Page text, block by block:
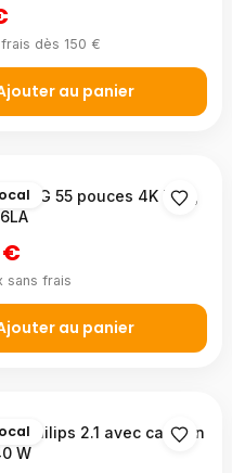
dès 150 €
au panier
LG 55 pouces 4K UHD,
€
sans frais
au panier
Philips 2.1 avec caisson
W